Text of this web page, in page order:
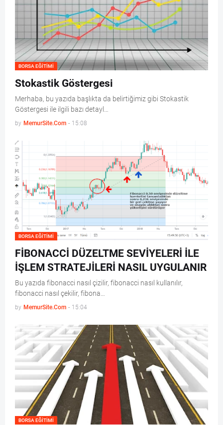
BORSA EĞITIMI
Stokastik Göstergesi
Merhaba, bu yazıda başlıkta da belirtiğimiz gibi Stokastik
Göstergesi ile ilgili bazı detayl…
by MemurSite.Com - 15:08
BORSA EĞITIMI
FİBONACCİ DÜZELTME SEVİYELERİ İLE
İŞLEM STRATEJİLERİ NASIL UYGULANIR
Bu yazıda fibonacci nasıl çizilir, fibonacci nasıl kullanılır,
fibonacci nasıl çekilir, fibona…
by MemurSite.Com - 15:04
BORSA EĞITIMI